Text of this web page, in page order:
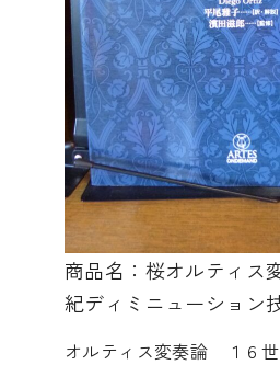
商品名：桜オルティ
紀ディミニューション
オルティス変奏論 １６